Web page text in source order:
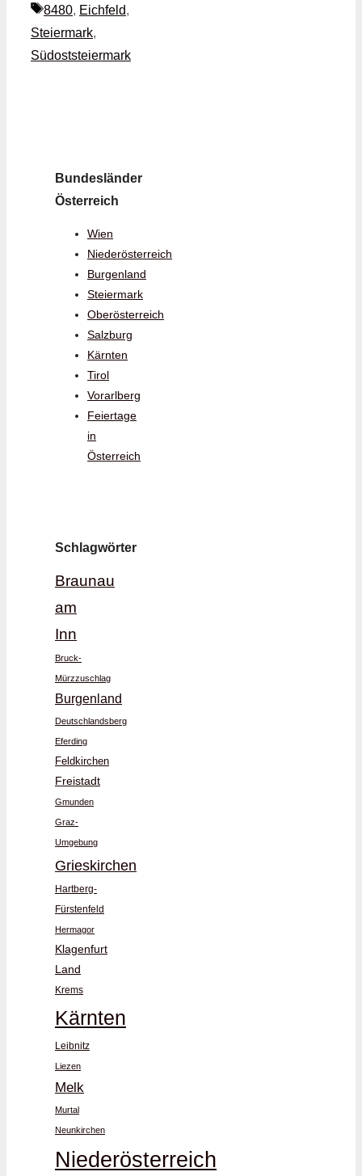
Schlagwörter
8480, Eichfeld,
Steiermark,
Südoststeiermark
Bundesländer
Österreich
Wien
Niederösterreich
Burgenland
Steiermark
Oberösterreich
Salzburg
Kärnten
Tirol
Vorarlberg
Feiertage
in
Österreich
Schlagwörter
Braunau
am
Inn
Bruck-
Mürzzuschlag
Burgenland
Deutschlandsberg
Eferding
Feldkirchen
Freistadt
Gmunden
Graz-
Umgebung
Grieskirchen
Hartberg-
Fürstenfeld
Hermagor
Klagenfurt
Land
Krems
Kärnten
Leibnitz
Liezen
Melk
Murtal
Neunkirchen
Niederösterreich